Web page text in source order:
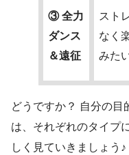
③ 全力
ダンス
＆遠征
スト
なく
みた
どうですか？ 自分の目
は、それぞれのタイプ
しく見ていきましょう♪